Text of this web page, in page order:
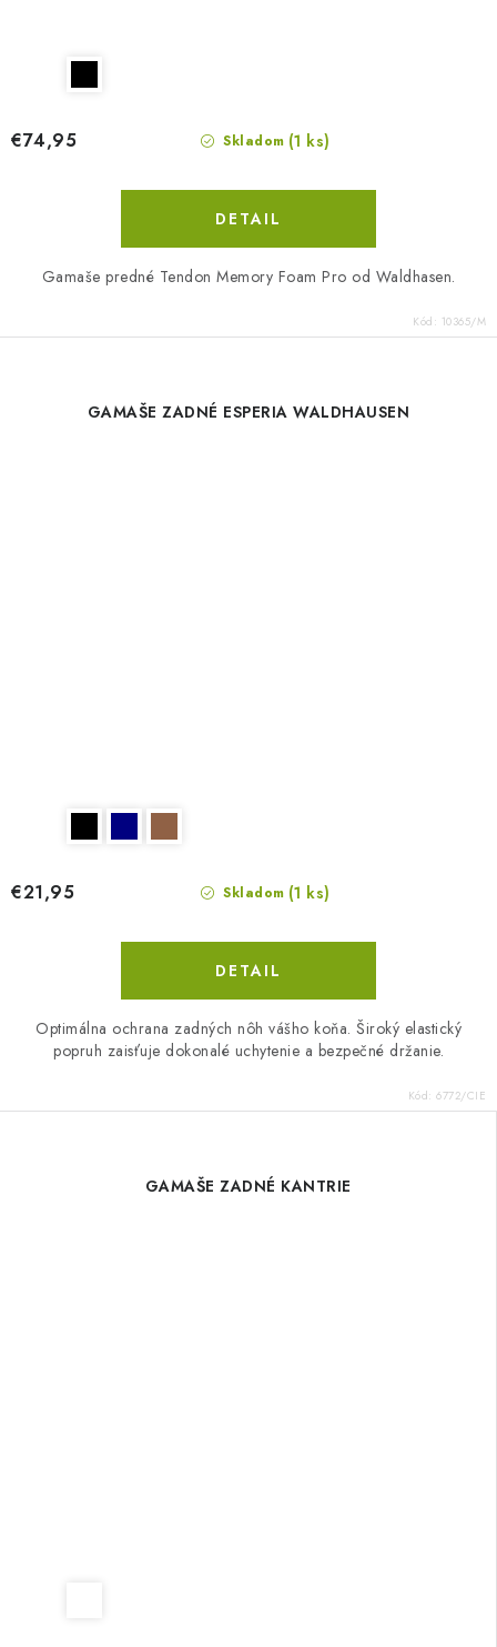
Skladom (1 ks)
€74,95
DETAIL
Gamaše predné Tendon Memory Foam Pro od Waldhasen.
Kód: 10365/M
GAMAŠE ZADNÉ ESPERIA WALDHAUSEN
Skladom (1 ks)
€21,95
DETAIL
Optimálna ochrana zadných nôh vášho koňa. Široký elastický
popruh zaisťuje dokonalé uchytenie a bezpečné držanie.
Kód: 6772/CIE
GAMAŠE ZADNÉ KANTRIE